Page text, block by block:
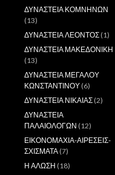
ΔΥΝΑΣΤΕΙΑ ΚΟΜΝΗΝΩΝ
(13)
ΔΥΝΑΣΤΕΙΑ ΛΕΟΝΤΟΣ (1)
ΔΥΝΑΣΤΕΙΑ ΜΑΚΕΔΟΝΙΚΗ
(13)
ΔΥΝΑΣΤΕΙΑ ΜΕΓΑΛΟΥ
ΚΩΝΣΤΑΝΤΙΝΟΥ (6)
ΔΥΝΑΣΤΕΙΑ ΝΙΚΑΙΑΣ (2)
ΔΥΝΑΣΤΕΙΑ
ΠΑΛΑΙΟΛΟΓΩΝ (12)
ΕΙΚΟΝΟΜΑΧΙΑ-ΑΙΡΕΣΕΙΣ-
ΣΧΙΣΜΑΤΑ (7)
Η ΑΛΩΣΗ (18)